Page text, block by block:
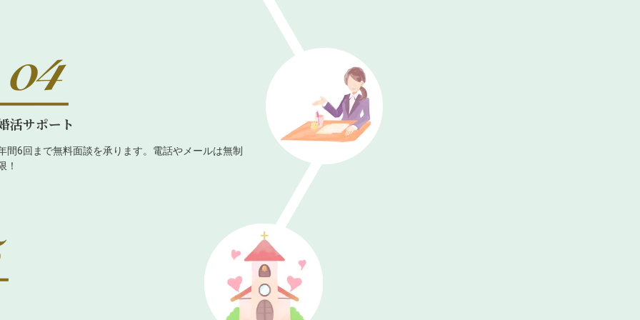
活サポート
間6回まで無料面談を承ります。電話やメールは無制
！